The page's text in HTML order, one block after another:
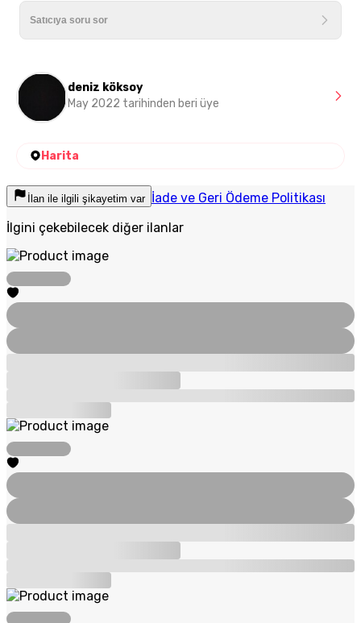
deniz köksoy
May 2022 tarihinden beri üye
Harita
İlan ile ilgili şikayetim var İade ve Geri Ödeme Politikası
İlgini çekebilecek diğer ilanlar